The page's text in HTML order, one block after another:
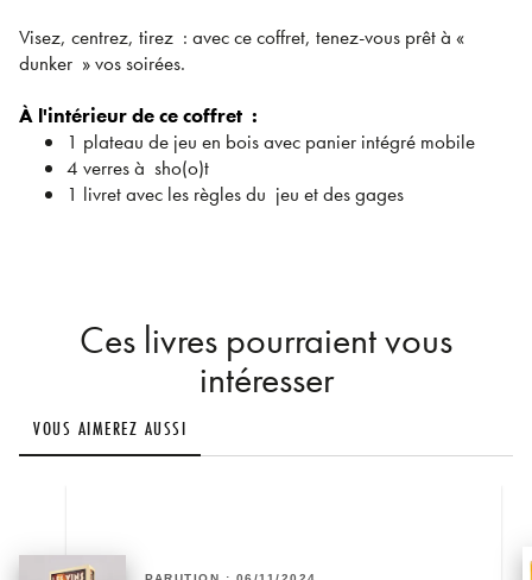
Visez, centrez, tirez : avec ce coffret, tenez-vous prêt à «
dunker » vos soirées.
À l'intérieur de ce coffret :
1 plateau de jeu en bois avec panier intégré mobile
4 verres à sho(o)t
1 livret avec les règles du jeu et des gages
Ces livres pourraient vous
intéresser
VOUS AIMEREZ AUSSI